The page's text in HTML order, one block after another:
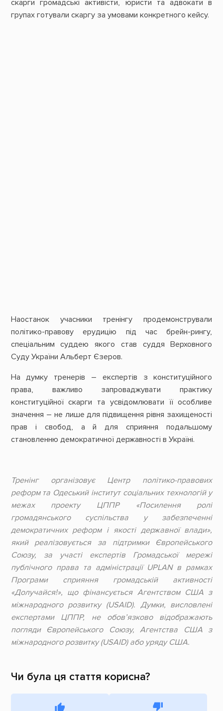
скарги громадські активісти, юристи та адвокати в
групах готували скаргу за умовами конкретного кейсу.
Наостанок учасники тренінгу продемонстрували
політико-правову ерудицію під час брейн-рингу,
спеціальним суддею якого став суддя Верховного
Cуду України Альберт Єзеров.
На думку тренерів – експертів з конституційного
права, важливо запроваджувати практику
конституційної скарги та усвідомлювати її особливе
значення – не лише для підвищення рівня захищеності
прав і свобод, а й для сприяння подальшому
становленню демократичної державності в Україні.
Тренінг організовує Центр політико-правових
реформ та Одеський інститут соціальних технологій у
межах проекту ЦППР «Посилення ролі
громадянського суспільства у забезпеченні
демократичних реформ і якості державної влади»,
який реалізовується за підтримки Європейського
Союзу, за участі експертів Громадської мережі
публічного права та адміністрації UPLAN в рамках
Програми сприяння громадській активності
«Долучайся!», що фінансується Агентством США з
міжнародного розвитку (USAID). Думки, висловлені
експертами ЦППР, не обов’язково відображають
погляди Європейського Союзу, Агентства США з
міжнародного розвитку (USAID) або уряду США.
Чи була ця стаття корисна?